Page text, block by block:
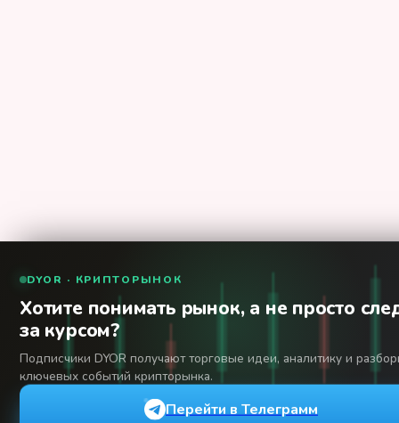
DYOR · КРИПТОРЫНОК
Хотите понимать рынок, а не просто
за курсом?
Подписчики DYOR получают торговые идеи, аналитику и
ключевых событий крипторынка.
Перейти в Телеграмм